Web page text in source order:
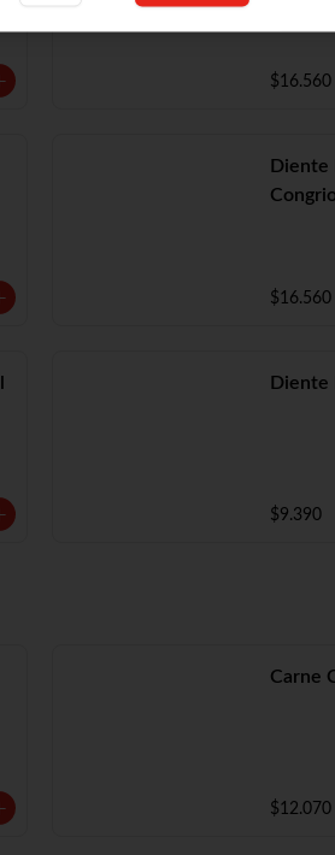
$16.560
Diente
$16.560
Diente
$9.390
Carne
$12.070